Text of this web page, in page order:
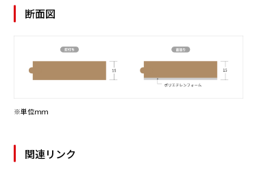
断面図
※単位ｍｍ
関連リンク